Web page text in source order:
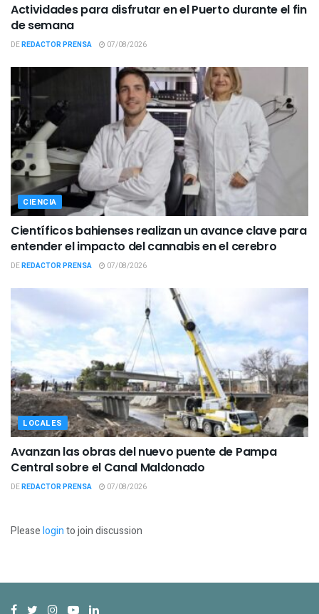
Actividades para disfrutar en el Puerto durante el fin
de semana
DEREDACTOR PRENSA 07/08/2026
CIENCIA
Científicos bahienses realizan un avance clave para
entender el impacto del cannabis en el cerebro
DEREDACTOR PRENSA 07/08/2026
LOCALES
Avanzan las obras del nuevo puente de Pampa
Central sobre el Canal Maldonado
DEREDACTOR PRENSA 07/08/2026
Pleaseloginto join discussion